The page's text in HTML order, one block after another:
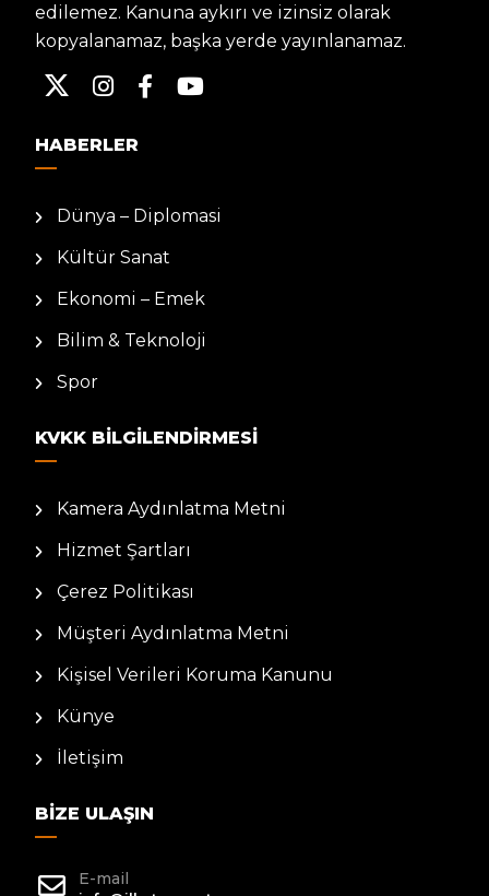
edilemez. Kanuna aykırı ve izinsiz olarak
kopyalanamaz, başka yerde yayınlanamaz.
HABERLER
Dünya – Diplomasi
Kültür Sanat
Ekonomi – Emek
Bilim & Teknoloji
Spor
KVKK BILGILENDIRMESI
Kamera Aydınlatma Metni
Hizmet Şartları
Çerez Politikası
Müşteri Aydınlatma Metni
Kişisel Verileri Koruma Kanunu
Künye
İletişim
BIZE ULAŞIN
E-mail